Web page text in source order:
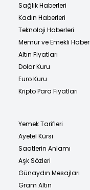
Sağlık Haberleri
Kadın Haberleri
Teknoloji Haberleri
Memur ve Emekli
Altın Fiyatları
Dolar Kuru
Euro Kuru
Kripto Para Fiyatları
Yemek Tarifleri
Ayetel Kürsi
Saatlerin Anlamı
Aşk Sözleri
Günaydın Mesajları
Gram Altın